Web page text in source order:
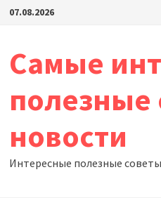
Перейти
07.08.2026
Самые
полезные
новости
Интересные полезные